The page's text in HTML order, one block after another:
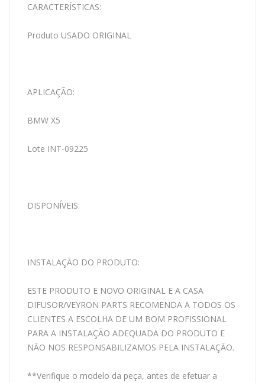
CARACTERÍSTICAS:
Produto USADO ORIGINAL
APLICAÇÃO:
BMW X5
Lote INT-09225
DISPONÍVEIS:
INSTALAÇÃO DO PRODUTO:
ESTE PRODUTO E NOVO ORIGINAL E A CASA
DIFUSOR/VEYRON PARTS RECOMENDA A TODOS OS
CLIENTES A ESCOLHA DE UM BOM PROFISSIONAL
PARA A INSTALAÇÃO ADEQUADA DO PRODUTO E
NÃO NOS RESPONSABILIZAMOS PELA INSTALAÇÃO.
**Verifique o modelo da peça, antes de efetuar a